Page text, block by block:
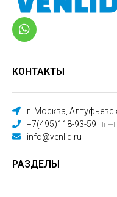
КОНТАКТЫ
г. Москва,
+7(495)118-93-59
info@venlid.ru
РАЗДЕЛЫ